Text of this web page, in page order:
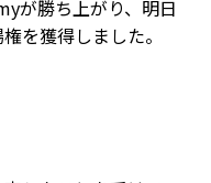
が勝ち上がり、明日
を獲得しました。